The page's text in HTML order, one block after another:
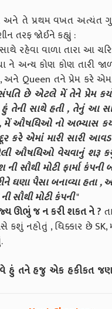
અને તે પ્રથમ વખત અત્યંત
તરફ જોઈને કહ્યું :
રહેવા વાળા તારા આ
ને અન્ય કોણ કોણ તારી
અને Queen તને પ્રેમ કરે
છે એટલે મેં તેને પ્રેમ
તેની સાથે હતી , તેનું આ
, મેં ઔષધિઓ નો અભ્યાસ
કરે એમાં મારી સારી
ઔષધિઓ વેચવાનું શરૂ
સૌથી મોટી ફાર્મા કંપની
ઘણા પૈસા બનાવ્યા હતા ,
સૌથી મોટી કંપની"
ઊભું જ ન કરી શકત ને ?
કશું નહોતું , ધિક્કાર છે
હું તને હજુ એક હકીકત